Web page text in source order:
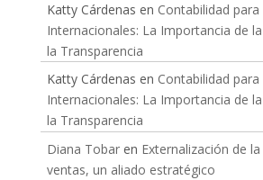
Katty Cárdenas en Contabilidad para
Internacionales: La Importancia de
la Transparencia
Katty Cárdenas en Contabilidad para
Internacionales: La Importancia de
la Transparencia
Diana Tobaren Externalización de
ventas, un aliado estratégico